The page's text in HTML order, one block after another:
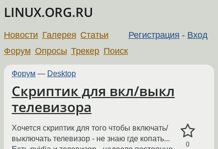
LINUX.ORG.RU
Регистрация - Вход
Новости Галерея Статьи
Форум Опросы Трекер Поиск
Форум — Desktop
Скриптик для вкл/выкл
телевизора
0
Хочется скриптик для того чтобы включать/
выключать телевизор - не знаю где копать...